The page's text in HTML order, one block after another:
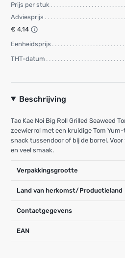
Prijs per stuk
Adviesprijs
€ 4,14
Eenheidsprijs
THT-datum
Beschrijving
Tao Kae Noi Big Roll Grilled Seaweed
zeewierrol met een kruidige Tom
snack tussendoor of bij de borrel.
en veel smaak.
Verpakkingsgrootte
Land van herkomst/Productieland
Contactgegevens
EAN